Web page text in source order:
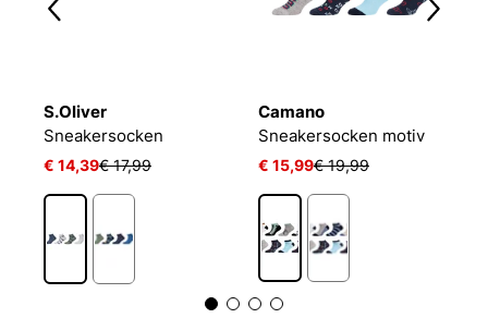
S.Oliver
Sneakersocken
€ 14,39€ 17,99
Camano
Sneakersocken motiv
€ 15,99€ 19,99